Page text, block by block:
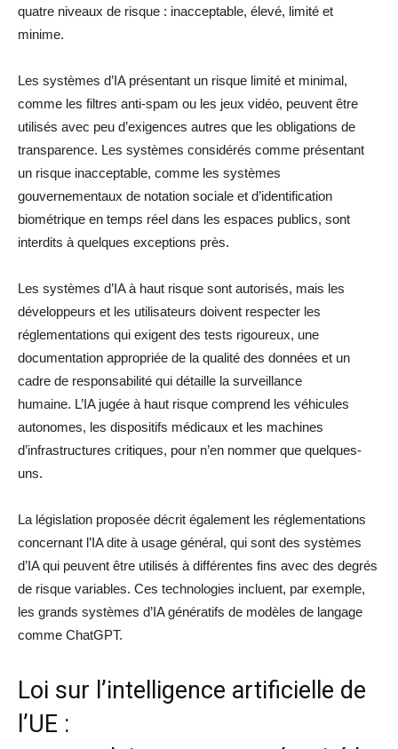
quatre niveaux de risque : inacceptable, élevé, limité et
minime.
Les systèmes d’IA présentant un risque limité et minimal,
comme les filtres anti-spam ou les jeux vidéo, peuvent être
utilisés avec peu d’exigences autres que les obligations de
transparence. Les systèmes considérés comme présentant
un risque inacceptable, comme les systèmes
gouvernementaux de notation sociale et d’identification
biométrique en temps réel dans les espaces publics, sont
interdits à quelques exceptions près.
Les systèmes d’IA à haut risque sont autorisés, mais les
développeurs et les utilisateurs doivent respecter les
réglementations qui exigent des tests rigoureux, une
documentation appropriée de la qualité des données et un
cadre de responsabilité qui détaille la surveillance
humaine. L’IA jugée à haut risque comprend les véhicules
autonomes, les dispositifs médicaux et les machines
d’infrastructures critiques, pour n’en nommer que quelques-
uns.
La législation proposée décrit également les réglementations
concernant l’IA dite à usage général, qui sont des systèmes
d’IA qui peuvent être utilisés à différentes fins avec des degrés
de risque variables. Ces technologies incluent, par exemple,
les grands systèmes d’IA génératifs de modèles de langage
comme ChatGPT.
Loi sur l’intelligence artificielle de
l’UE :